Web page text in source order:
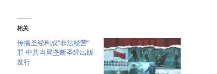
相关
传播圣经构成“非法经营”
罪 中共当局垄断圣经出版
发行